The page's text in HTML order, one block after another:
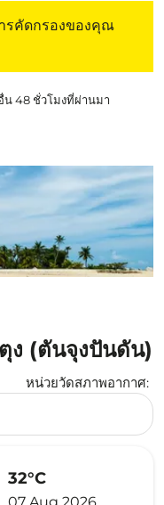
รคัดกรองของคุณ
น 48 ชั่วโมงที่ผ่านมา
ง (ตันจุงปันดัน)
หน่วยวัดสภาพอากาศ:
32°C
07 Aug 2026